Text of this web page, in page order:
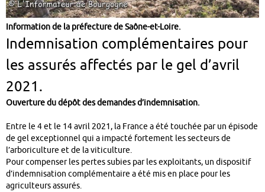
Information de la préfecture de Saône-et-Loire.
Indemnisation complémentaires pour
les assurés affectés par le gel d’avril
2021.
Ouverture du dépôt des demandes d’indemnisation.
Entre le 4 et le 14 avril 2021, la France a été touchée par un épisode
de gel exceptionnel qui a impacté fortement les secteurs de
l’arboriculture et de la viticulture.
Pour compenser les pertes subies par les exploitants, un dispositif
d’indemnisation complémentaire a été mis en place pour les
agriculteurs assurés.